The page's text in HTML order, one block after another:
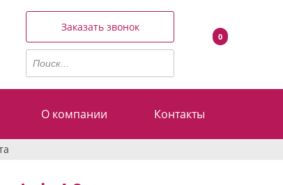
Заказать звонок
0
О компании Контакты